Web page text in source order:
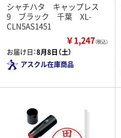
シャチハタ キャップレス
9 ブラック 千葉 XL-
CLN5AS1451
￥1,247（税込）
お届け日：8月8日（土）
アスクル在庫商品